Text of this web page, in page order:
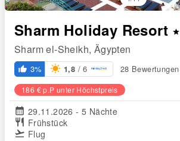
Sharm Holiday Resort star
Sharm el-Sheikh, Ägypten
thumb_up_alt 3% 1,8 / 6 28 Bewertungen
186 € p.P unter Höchstpreis
calendar_month 29.11.2026 - 5 Nächte
restaurant Frühstück
flight_takeoff Flug